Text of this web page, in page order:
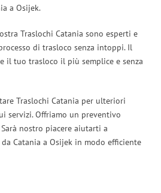
a Osijek.
Traslochi Catania sono esperti e
di trasloco senza intoppi. Il
il tuo trasloco il più semplice e senza
Traslochi Catania per ulteriori
servizi. Offriamo un preventivo
nostro piacere aiutarti a
Catania a Osijek in modo efficiente